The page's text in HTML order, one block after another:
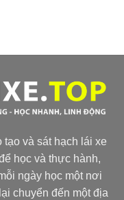
tạo và sát hạch lái xe
học và thực hành,
ngày học một nơi
chuyển đến một địa